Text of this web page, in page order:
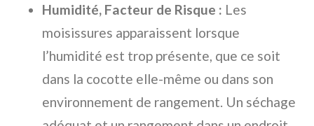
Humidité, Facteur de Risque : Les
moisissures apparaissent lorsque
l’humidité est trop présente, que ce soit
dans la cocotte elle-même ou dans son
environnement de rangement. Un séchage